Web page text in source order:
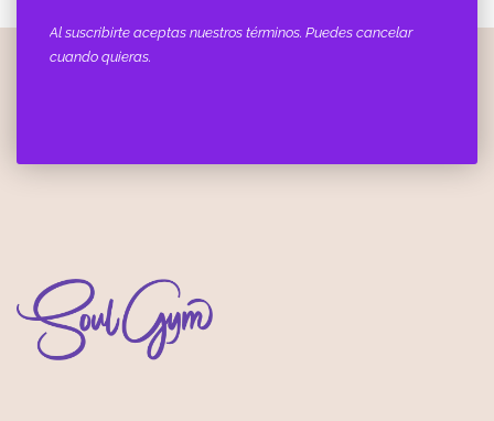
Al suscribirte aceptas nuestros términos. Puedes cancelar
cuando quieras.